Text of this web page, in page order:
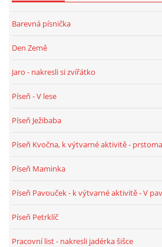
SVĚTOVÝ DEN VODY 22. BŘEZEN
RECENZE NA KNIHY
MIKULÁŠSKÁ NADÍLKA
Barevná písnička
Den Země
Jaro - nakresli si zvířátko
Píseň - V lese
Píseň Ježibaba
Píseň Kvočna, k výtvarné aktivitě -
Píseň Maminka
Píseň Pavouček - k výtvarné aktivitě - V
Píseň Petrklíč
Pracovní list - nakresli jadérka šišce